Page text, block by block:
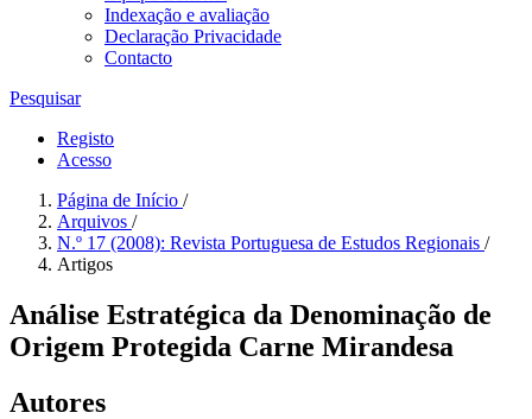
Indexação e avaliação
Declaração Privacidade
Contacto
Pesquisar
Registo
Acesso
Página de Início /
Arquivos /
N.º 17 (2008): Revista Portuguesa de Estudos Regionais /
Artigos
Análise Estratégica da Denominação de
Origem Protegida Carne Mirandesa
Autores